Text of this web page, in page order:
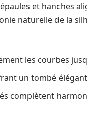
et hanches
naturelle de la
les courbes
un tombé
complètent